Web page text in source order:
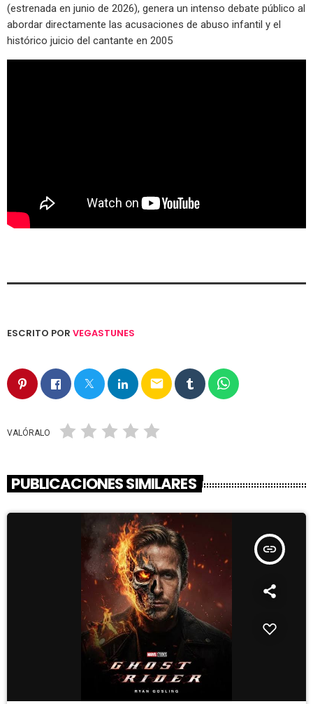
(estrenada en junio de 2026), genera un intenso debate público al
abordar directamente las acusaciones de abuso infantil y el
histórico juicio del cantante en 2005
ESCRITO POR VEGASTUNES
email
VALÓRALO
PUBLICACIONES SIMILARES
insert_link